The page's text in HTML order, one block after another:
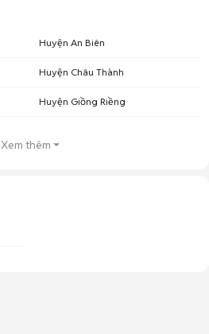
Huyện An Biên
Huyện Châu Thành
Huyện Giồng Riềng
Xem thêm